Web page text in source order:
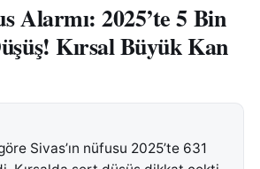
Alarmı: 2025’te 5 Bin
Kırsal Büyük Kan
Sivas’ın nüfusu 2025’te 631